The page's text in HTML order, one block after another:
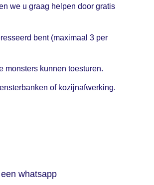
we u graag helpen door gratis
bent (maximaal 3 per
monsters kunnen toesturen.
of kozijnafwerking.
whatsapp